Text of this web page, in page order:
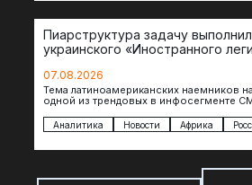
Пиарструктура задачу
украинского «Иностранного
07.08.2026
Тема латиноамериканских наемников
одной из трендовых в инфосегменте
Аналитика Новости Африка